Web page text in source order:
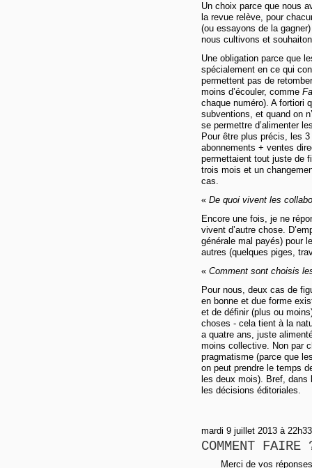
Un choix parce que nous
la revue relève, pour
(ou essayons de la
nous cultivons et
Une obligation parce que
spécialement en ce qui
permettent pas de
moins d’écouler, comme
chaque numéro). A fortiori
subventions, et quand on
se permettre d’alimenter
Pour être plus précis, les
abonnements + ventes
permettaient tout juste de
trois mois et un
cas.
« De quoi vivent les
Encore une fois, je ne
vivent d’autre chose.
générale mal payés) pour
autres (quelques piges,
« Comment sont choisis
Pour nous, deux cas de
en bonne et due forme
et de définir (plus ou
choses - cela tient à la
a quatre ans, juste
moins collective. Non par
pragmatisme (parce que
on peut prendre le temps
les deux mois). Bref, dans
les décisions éditoriales.
mardi 9 juillet 2013 à
COMMENT FAIRE
Merci de vos